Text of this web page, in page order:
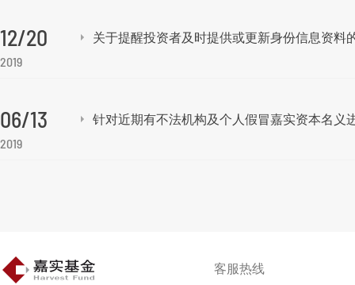
12/20
2019
关于提醒投资者及时提供或更新身份信息资料
06/13
2019
针对近期有不法机构及个人假冒嘉实资本名义
客服热线